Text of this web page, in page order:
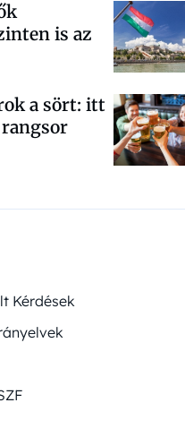
is az
a sört: itt
Kérdések